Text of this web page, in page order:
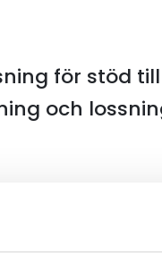
för stöd
och
i stöd.
att prioriteras.